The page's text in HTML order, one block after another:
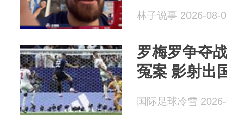
林子说事 2026-08-
罗梅罗争夺
冤案 影射出
国际足球冷雪